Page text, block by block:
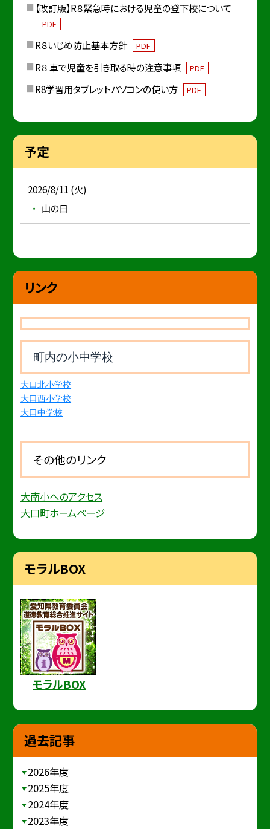
【改訂版】R８緊急時における児童の登下校について
PDF
R８いじめ防止基本方針 PDF
R８ 車で児童を引き取る時の注意事項 PDF
R8学習用タブレットパソコンの使い方 PDF
予定
2026/8/11 (火)
山の日
リンク
町内の小中学校
大口北小学校
大口西小学校
大口中学校
その他のリンク
大南小へのアクセス
大口町ホームページ
モラルBOX
モラルBOX
過去記事
2026年度
2025年度
2024年度
2023年度